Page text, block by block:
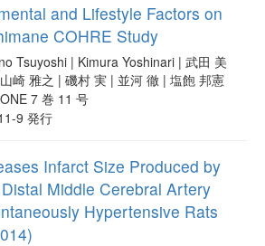
and Lifestyle Factors on
COHRE Study
Tsuyoshi | Kimura Yoshinari | 武田 美
崎 雅之 | 磯村 実 | 並河 徹 | 塩飽 邦憲
7 巻 11 号
9 発行
Infarct Size Produced by
Middle Cerebral Artery
Hypertensive Rats